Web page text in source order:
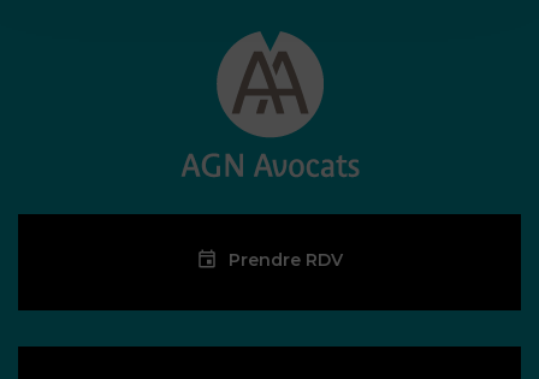
Prendre RDV